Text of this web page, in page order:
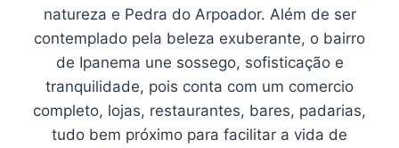
natureza e Pedra do Arpoador. Além de ser
contemplado pela beleza exuberante, o bairro
de Ipanema une sossego, sofisticação e
tranquilidade, pois conta com um comercio
completo, lojas, restaurantes, bares, padarias,
tudo bem próximo para facilitar a vida de